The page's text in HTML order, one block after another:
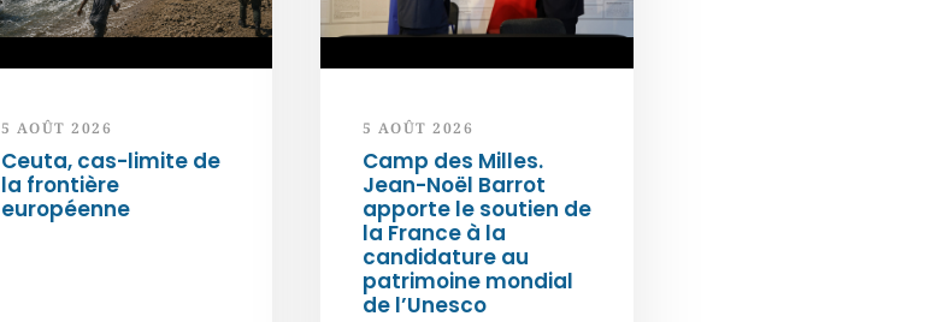
5 AOÛT 2026
Ceuta, cas-limite de
la frontière
européenne
5 AOÛT 2026
Camp des Milles.
Jean-Noël Barrot
apporte le soutien de
la France à la
candidature au
patrimoine mondial
de l’Unesco